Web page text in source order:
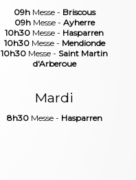
09hMesse - Briscous
09hMesse - Ayherre
10h30 Messe - Hasparren
10h30Messe - Mendionde
10h30 Messe - Saint Martin
d'Arberoue
Mardi
8h30Messe - Hasparren